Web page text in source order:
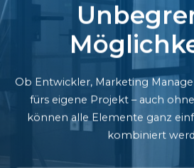
Ob Entwickler, Marketing
fürs eigene Projekt – auch
können alle Elemente ganz
kombiniert